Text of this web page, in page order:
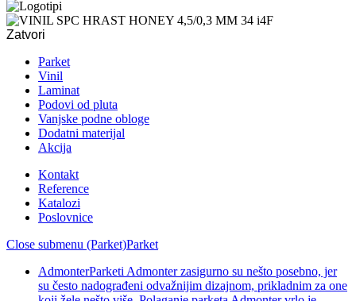
Zatvori
Parket
Vinil
Laminat
Podovi od pluta
Vanjske podne obloge
Dodatni materijal
Akcija
Kontakt
Reference
Katalozi
Poslovnice
Close submenu (Parket)Parket
AdmonterParketi Admonter zasigurno su nešto posebno, jer
su često nadograđeni odvažnijim dizajnom, prikladnim za one